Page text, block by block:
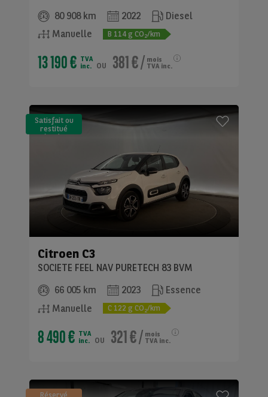
80 908 km
2022
Diesel
Manuelle
B 114 g CO2/km
13 190 € TVA
inc.
ou 381 €/ mois
TVA inc.
Satisfait ou
restitué
(LLD)*
Citroen C3
SOCIETE FEEL NAV PURETECH 83 BVM
66 005 km
2023
Essence
Manuelle
C 122 g CO2/km
8 490 € TVA
inc.
ou 321 €/ mois
TVA inc.
Réservé